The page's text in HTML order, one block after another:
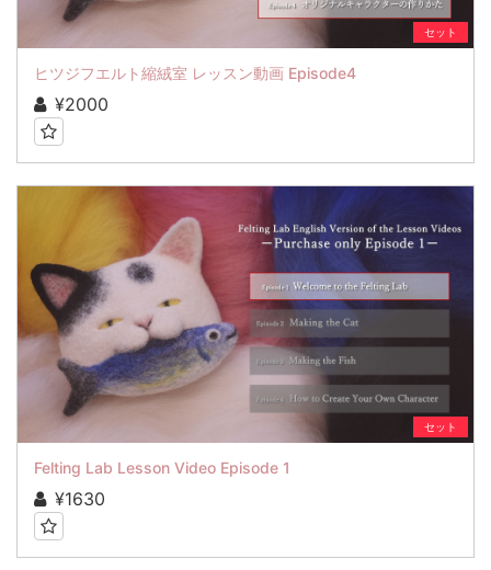
セット
ヒツジフエルト縮絨室 レッスン動画 Episode4
¥2000
セット
Felting Lab Lesson Video Episode 1
¥1630